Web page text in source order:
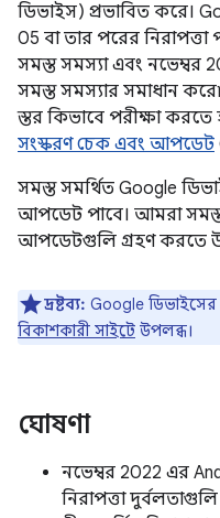
ডিভাইস) প্রভাবিত করে।
05 বা তার পরের
সমস্ত সমস্যা এবং নভেম্বর
সমস্ত সমস্যার সমাধান
স্তর কিভাবে পরীক্ষা
সংস্করণ চেক এবং আপডেট
সমস্ত সমর্থিত Google
আপডেট পাবে। আমরা
আপডেটগুলি গ্রহণ করতে
দ্রষ্টব্য: Google ডিভাইসের
বিকাশকারী সাইটে উপলব্ধ।
ঘোষণা
নভেম্বর 2022 এর
নিরাপত্তা